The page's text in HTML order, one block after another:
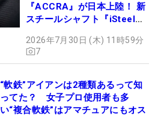
『ACCRA』が日本上陸！ 新
スチールシャフト『iSteel
2026年7月30日 (木) 11時59分
7
“軟鉄”アイアンは2種類あるって知
ってた？ 女子プロ使用者も多
い“複合軟鉄”はアマチュアにもオス